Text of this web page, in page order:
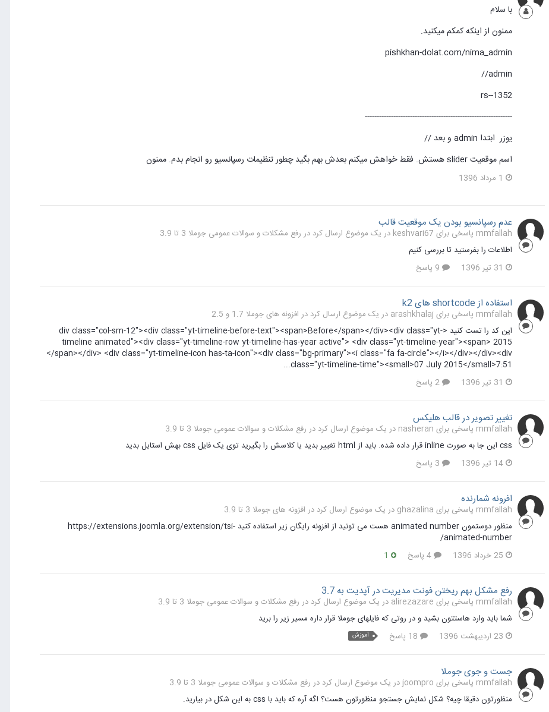
با سلام
ممنون از اینکه کمکم میکنید.
pishkhan-dolat.com/nima_admin
admin//
rs--1352
--------------------------------------------------------------
یوزر ابتدا admin و بعد //
اسم موقعیت slider هستش. فقط خواهش میکنم بعدش بهم بگید چطور تنظیمات رسپانسیو رو انجام بدم. ممنون
1 مرداد 1396
عدم رسپانسیو بودن یک موقعیت قالب
mmfallah پاسخی برای keshvari67 در یک موضوع ارسال کرد در
رفع مشکلات و سوالات عمومی جوملا 3 تا 3.9
اطلاعات را بفرستید تا بررسی کنیم
31 تیر 1396
استفاده از shortcode های k2
mmfallah پاسخی برای arashkhalaj در یک موضوع ارسال کرد در
افزونه های جوملا 1.7 و 2.5
این کد را تست کنید <div class="col-sm-12"><div class="yt-timeline-before-text"><span>Before</span></div><div class="yt-
timeline animated"><div class="yt-timeline-row yt-timeline-has-year active"> <div class="yt-timeline-year"><span> 2015
</span></div> <div class="yt-timeline-icon has-ta-icon"><div class="bg-primary"><i class="fa fa-circle"></i></div></div><div
class="yt-timeline-time"><small>07 July 2015</small>7:51...
31 تیر 1396
تغییر تصویر در قالب هلیکس
mmfallah پاسخی برای nasheran در یک موضوع ارسال کرد در
رفع مشکلات و سوالات عمومی جوملا 3 تا 3.9
css این جا به صورت inline قرار داده شده. باید از html تغییر بدید یا کلاسش را بگیرید توی یک فایل css بهش استایل بدید
14 تیر 1396
افرونه شمارنده
mmfallah پاسخی برای ghazalina در یک موضوع ارسال کرد در
افزونه های جوملا 3 تا 3.9
منظور دوستمون animated number هست می تونید از افزونه رایگان زیر استفاده کنید https://extensions.joomla.org/extension/tsi-
animated-number/
25 خرداد 1396
رفع مشکل بهم ریختن فونت مدیریت در آپدیت به 3.7
mmfallah پاسخی برای alirezazare در یک موضوع ارسال کرد در
رفع مشکلات و سوالات عمومی جوملا 3 تا 3.9
شما باید وارد هاستتون بشید و در روتی که فایلهای جوملا قرار داره مسیر زیر را برید
23 اردیبهشت 1396
آموزش
جست و جوی جوملا
mmfallah پاسخی برای joompro در یک موضوع ارسال کرد در
رفع مشکلات و سوالات عمومی جوملا 3 تا 3.9
منظورتون دقیقا چیه؟ شکل نمایش جستجو منظورتون هست؟ اگه آره که باید با css به این شکل در بیارید.